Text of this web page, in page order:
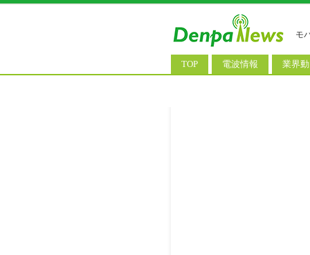
モ
TOP 電波情報 業界